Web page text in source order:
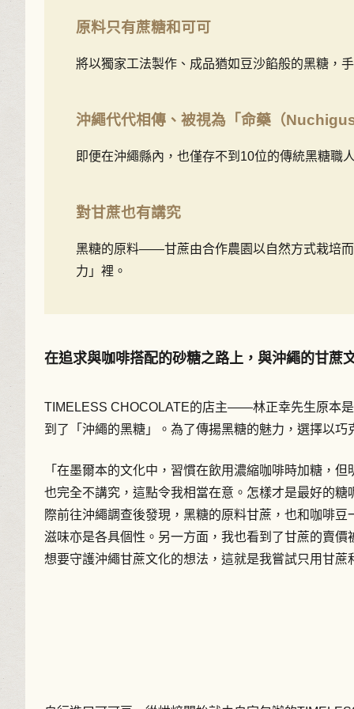
原料只有蔗糖和可可
將以獨家工法製作、成品猶如豆沙餡般的黑糖，
沖繩代代相傳、被視為「命藥（
即便在沖繩縣內，也僅存不到10位的傳統黑糖職
對甘蔗也有講究
黑糖的原料——甘蔗由合作農園以自然方式栽培
力」裡。
在追求與咖啡搭配的砂糖之路上，與沖繩的甘蔗
TIMELESS CHOCOLATE的店主——林正幸先生原本
到了「沖繩的黑糖」。為了傳揚黑糖的魅力，選擇以巧
「在墨爾本的文化中，習慣在飲用濃縮咖啡時加糖，
也完全不講究，這點令我相當在意。怎樣才是最好的
際前往沖繩調查後發現，黑糖的原料甘蔗，也和咖啡
滋味亦是各具個性。另一方面，我也看到了甘蔗的賣
想要守護沖繩甘蔗文化的想法，這就是我嘗試只用甘蔗